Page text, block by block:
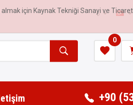
₺
0
+90
için Kaynak Tekniği Sanayi ve Ticaret